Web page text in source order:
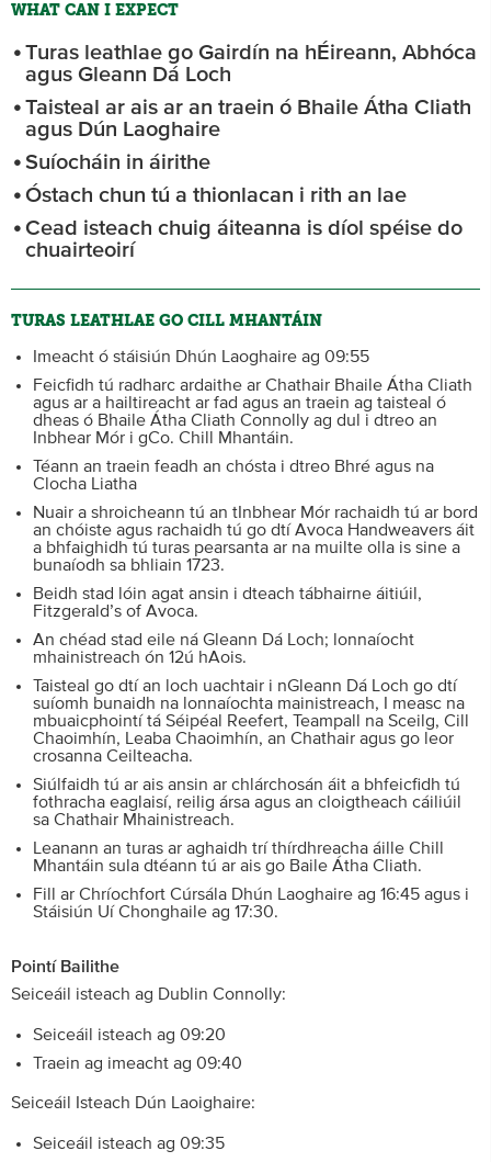
WHAT CAN I EXPECT
Turas leathlae go Gairdín na hÉireann, Abhóca
agus Gleann Dá Loch
Taisteal ar ais ar an traein ó Bhaile Átha Cliath
agus Dún Laoghaire
Suíocháin in áirithe
Óstach chun tú a thionlacan i rith an lae
Cead isteach chuig áiteanna is díol spéise do
chuairteoirí
TURAS LEATHLAE GO CILL MHANTÁIN
Imeacht ó stáisiún Dhún Laoghaire ag 09:55
Feicfidh tú radharc ardaithe ar Chathair Bhaile Átha Cliath
agus ar a hailtireacht ar fad agus an traein ag taisteal ó
dheas ó Bhaile Átha Cliath Connolly ag dul i dtreo an
Inbhear Mór i gCo. Chill Mhantáin.
Téann an traein feadh an chósta i dtreo Bhré agus na
Clocha Liatha
Nuair a shroicheann tú an tInbhear Mór rachaidh tú ar bord
an chóiste agus rachaidh tú go dtí Avoca Handweavers áit
a bhfaighidh tú turas pearsanta ar na muilte olla is sine a
bunaíodh sa bhliain 1723.
Beidh stad lóin agat ansin i dteach tábhairne áitiúil,
Fitzgerald’s of Avoca.
An chéad stad eile ná Gleann Dá Loch; lonnaíocht
mhainistreach ón 12ú hAois.
Taisteal go dtí an loch uachtair i nGleann Dá Loch go dtí
suíomh bunaidh na lonnaíochta mainistreach, I measc na
mbuaicphointí tá Séipéal Reefert, Teampall na Sceilg, Cill
Chaoimhín, Leaba Chaoimhín, an Chathair agus go leor
crosanna Ceilteacha.
Siúlfaidh tú ar ais ansin ar chlárchosán áit a bhfeicfidh tú
fothracha eaglaisí, reilig ársa agus an cloigtheach cáiliúil
sa Chathair Mhainistreach.
Leanann an turas ar aghaidh trí thírdhreacha áille Chill
Mhantáin sula dtéann tú ar ais go Baile Átha Cliath.
Fill ar Chríochfort Cúrsála Dhún Laoghaire ag 16:45 agus i
Stáisiún Uí Chonghaile ag 17:30.
Pointí Bailithe
Seiceáil isteach ag Dublin Connolly:
Seiceáil isteach ag 09:20
Traein ag imeacht ag 09:40
Seiceáil Isteach Dún Laoighaire:
Seiceáil isteach ag 09:35